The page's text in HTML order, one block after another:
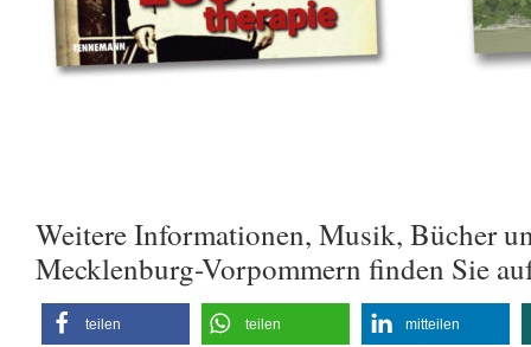
Weitere Informationen, Musik, Bücher
Mecklenburg-Vorpommern finden Sie
teilen teilen mitteilen